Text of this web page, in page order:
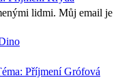
lidmi. Můj email je
Příjmení Grófová